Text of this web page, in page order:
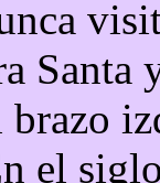
Santa
el